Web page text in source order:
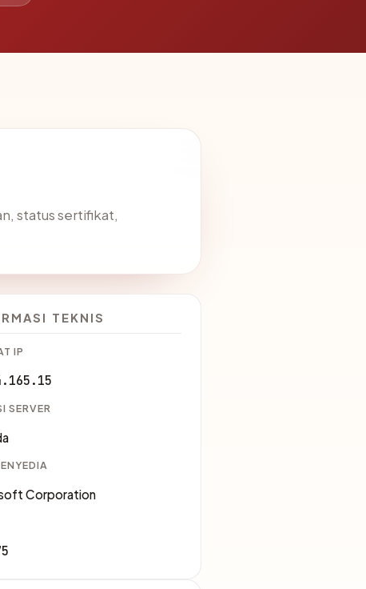
status sertifikat,
TEKNIS
IP
SERVER
Corporation